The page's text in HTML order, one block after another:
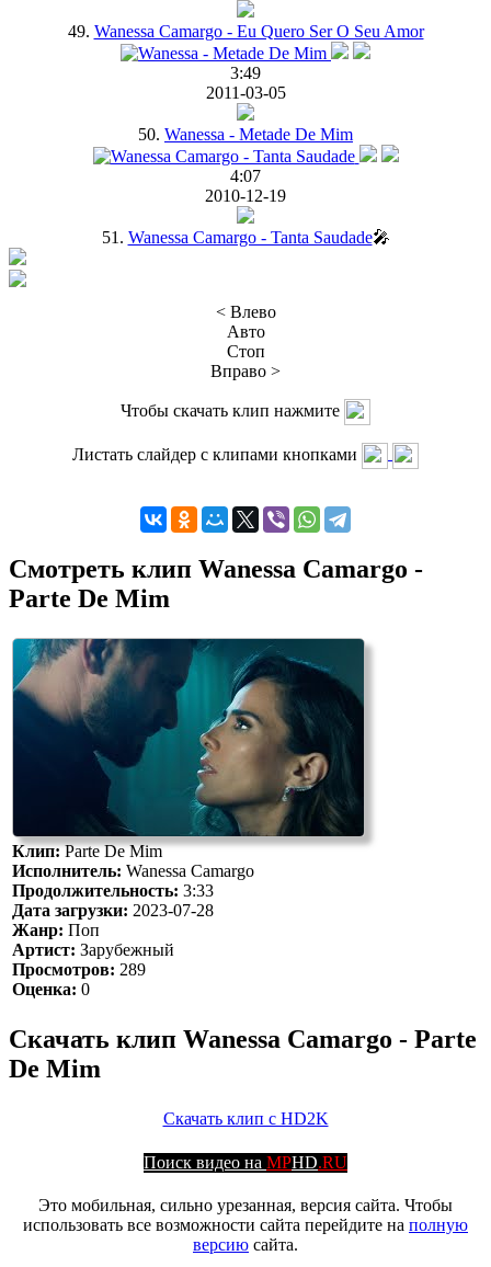
49. Wanessa Camargo - Eu Quero Ser O Seu Amor
3:49
2011-03-05
50. Wanessa - Metade De Mim
4:07
2010-12-19
51. Wanessa Camargo - Tanta Saudade🎤
< Влево
Авто
Стоп
Вправо >
Чтобы скачать клип нажмите
Листать слайдер с клипами кнопками
Смотреть клип Wanessa Camargo -
Parte De Mim
Клип:Parte De Mim
Исполнитель: Wanessa Camargo
Продолжительность: 3:33
Дата загрузки: 2023-07-28
Жанр: Поп
Артист: Зарубежный
Просмотров: 289
Оценка: 0
Скачать клип Wanessa Camargo - Parte
De Mim
Скачать клип с HD2K
Поиск видео на MPHD.RU
Это мобильная, сильно урезанная, версия сайта. Чтобы
использовать все возможности сайта перейдите на полную
версию сайта.